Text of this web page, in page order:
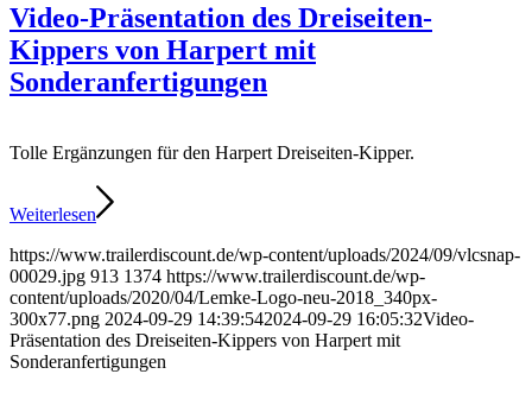
Video-Präsentation des Dreiseiten-
Kippers von Harpert mit
Sonderanfertigungen
Tolle Ergänzungen für den Harpert Dreiseiten-Kipper.
Weiterlesen
https://www.trailerdiscount.de/wp-content/uploads/2024/09/vlcsnap-
00029.jpg 913 1374 https://www.trailerdiscount.de/wp-
content/uploads/2020/04/Lemke-Logo-neu-2018_340px-
300x77.png 2024-09-29 14:39:542024-09-29 16:05:32Video-
Präsentation des Dreiseiten-Kippers von Harpert mit
Sonderanfertigungen